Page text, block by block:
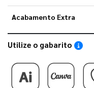
Acabamento Extra
Utilize o gabarito